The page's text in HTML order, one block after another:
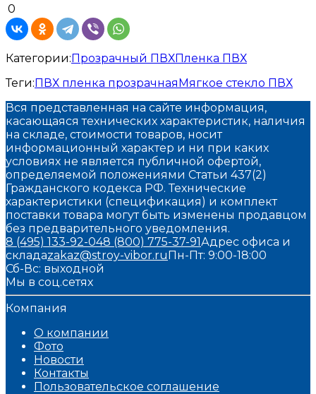
0
Категории:Прозрачный ПВХПленка ПВХ
Теги:ПВХ пленка прозрачнаяМягкое стекло ПВХ
Вся представленная на сайте информация,
касающаяся технических характеристик, наличия
на складе, стоимости товаров, носит
информационный характер и ни при каких
условиях не является публичной офертой,
определяемой положениями Статьи 437(2)
Гражданского кодекса РФ. Технические
характеристики (спецификация) и комплект
поставки товара могут быть изменены продавцом
без предварительного уведомления.
8 (495) 133-92-048 (800) 775-37-91Адрес офиса и
складаzakaz@stroy-vibor.ruПн-Пт: 9:00-18:00
Сб-Вс: выходной
Мы в соц.сетях
Компания
О компании
Фото
Новости
Контакты
Пользовательское соглашение